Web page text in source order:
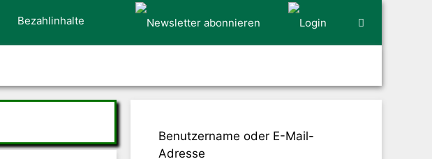
Bezahlinhalte
Benutzername oder E-Mail-
Adresse